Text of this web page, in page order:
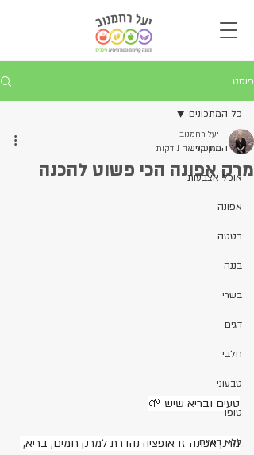
פוסט
כל המתכונים
אוכל אצבעות
אפונה
בטטה
בננה
בשרי
דגים
חלבי
טבעוני
טופו
ללא ביצים
כל המתכונים
מרק אפונה הכי פשוט להכנה
יעל רחמנוב
זמן קריאה 1 דקות
טעים ובריא שיש 🌱
מרק אפונה זו אופציה נהדרת למרק חמים, בריא,